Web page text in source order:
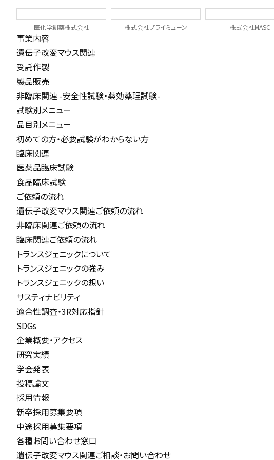
医化学創薬株式会社 株式会社プライミューン 株式会社MASC
事業内容
遺伝子改変マウス関連
受託作製
製品販売
非臨床関連 -安全性試験・薬効薬理試験-
試験別メニュー
品目別メニュー
初めての方・必要試験がわからない方
臨床関連
医薬品臨床試験
食品臨床試験
ご依頼の流れ
遺伝子改変マウス関連ご依頼の流れ
非臨床関連ご依頼の流れ
臨床関連ご依頼の流れ
トランスジェニックについて
トランスジェニックの強み
トランスジェニックの想い
サスティナビリティ
適合性調査・3R対応指針
SDGs
企業概要・アクセス
研究実績
学会発表
投稿論文
採用情報
新卒採用募集要項
中途採用募集要項
各種お問い合わせ窓口
遺伝子改変マウス関連ご相談・お問い合わせ